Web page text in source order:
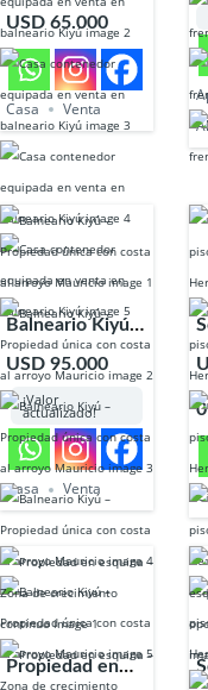
contenedor
equipada en
venta en
balneario Kiyú
USD 65.000
Casa Venta
Balneario Kiyú –
Propiedad única
con costa al
arroyo Mauricio
USD 95.000
¡Valor
actualizado!
Casa Venta
0
Propiedad en